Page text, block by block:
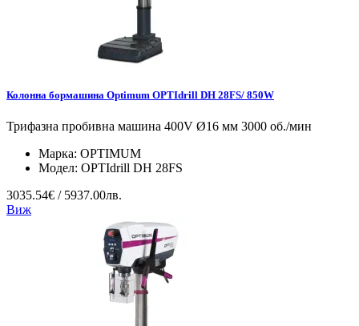
Колонна бормашина Optimum OPTIdrill DH 28FS/ 850W
Трифазна пробивна машина 400V Ø16 мм 3000 об./мин
Марка: OPTIMUM
Модел: OPTIdrill DH 28FS
3035.54€ / 5937.00лв.
Виж